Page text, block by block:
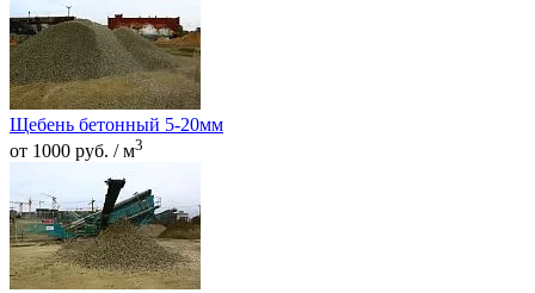
Щебень бетонный 5-20мм
от 1000 руб. / м3